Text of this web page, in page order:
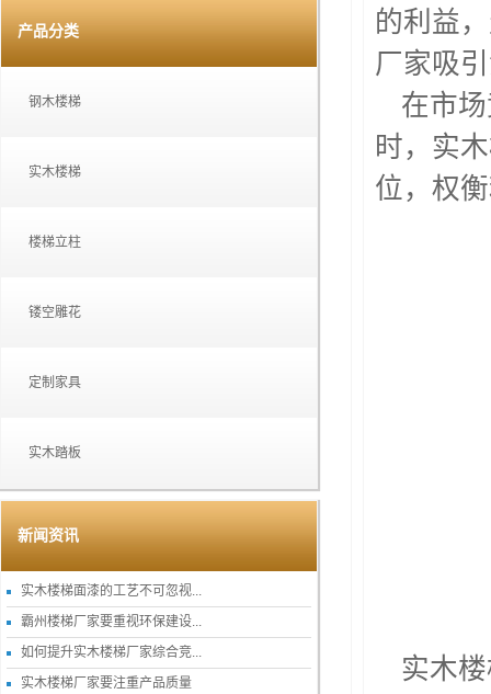
产品分类
钢木楼梯
实木楼梯
楼梯立柱
镂空雕花
定制家具
实木踏板
新闻资讯
实木楼梯面漆的工艺不可忽视...
霸州楼梯厂家要重视环保建设...
如何提升实木楼梯厂家综合竞...
实木楼梯厂家要注重产品质量
的利益
厂家吸
在市
时，实
位，权
实木